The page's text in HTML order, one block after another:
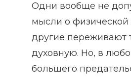
Одни вообще не
мысли о физической
другие переживают
духовную. Но, в
большего